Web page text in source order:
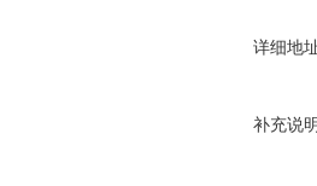
详细地
补充说